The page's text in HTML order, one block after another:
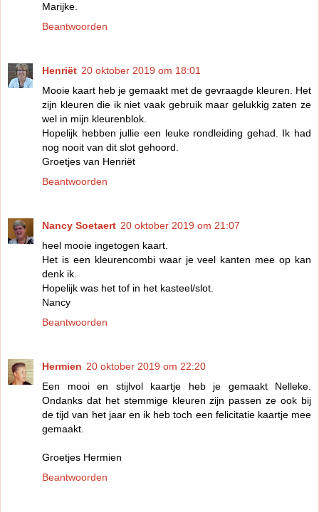
Marijke.
Beantwoorden
Henriët 20 oktober 2019 om 18:01
Mooie kaart heb je gemaakt met de gevraagde kleuren. Het
zijn kleuren die ik niet vaak gebruik maar gelukkig zaten ze
wel in mijn kleurenblok.
Hopelijk hebben jullie een leuke rondleiding gehad. Ik had
nog nooit van dit slot gehoord.
Groetjes van Henriët
Beantwoorden
Nancy Soetaert 20 oktober 2019 om 21:07
heel mooie ingetogen kaart.
Het is een kleurencombi waar je veel kanten mee op kan
denk ik.
Hopelijk was het tof in het kasteel/slot.
Nancy
Beantwoorden
Hermien 20 oktober 2019 om 22:20
Een mooi en stijlvol kaartje heb je gemaakt Nelleke.
Ondanks dat het stemmige kleuren zijn passen ze ook bij
de tijd van het jaar en ik heb toch een felicitatie kaartje mee
gemaakt.
Groetjes Hermien
Beantwoorden